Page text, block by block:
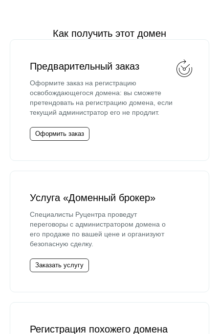
Как получить этот домен
Предварительный заказ
Оформите заказ на регистрацию
освобождающегося домена: вы сможете
претендовать на регистрацию домена, если
текущий администратор его не продлит.
Оформить заказ
Услуга «Доменный брокер»
Специалисты Руцентра проведут
переговоры с администратором домена о
его продаже по вашей цене и организуют
безопасную сделку.
Заказать услугу
Регистрация похожего домена